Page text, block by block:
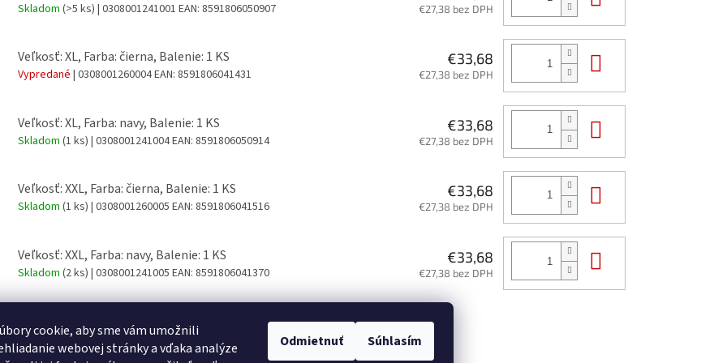
cookie, aby sme vám umožnili
webovej stránky a vďaka analýze
Odmietnuť Súhlasím
Skladom (>5 ks) | 0308001241001 EAN: 8591806050907 €27,38 bez DPH
Veľkosť: XL, Farba: čierna, Balenie: 1 KS
Vypredané | 0308001260004EAN: 8591806041431
€33,68
€27,38 bez DPH
Veľkosť: XL, Farba: navy, Balenie: 1 KS
Skladom (1 ks) | 0308001241004EAN: 8591806050914
€33,68
€27,38 bez DPH
Veľkosť: XXL, Farba: čierna, Balenie: 1 KS
Skladom (1 ks) | 0308001260005 EAN: 8591806041516
€33,68
€27,38 bez DPH
Veľkosť: XXL, Farba: navy, Balenie: 1 KS
Skladom (2 ks) | 0308001241005 EAN: 8591806041370
€33,68
€27,38 bez DPH